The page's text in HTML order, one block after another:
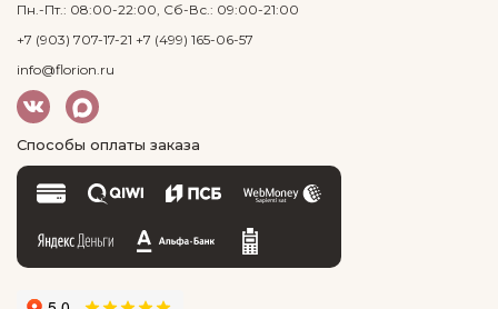
Пн.-Пт.: 08:00-22:00, Сб-Вс.: 09:00-21:00
+7 (903) 707-17-21 +7 (499) 165-06-57
info@florion.ru
Способы оплаты заказа